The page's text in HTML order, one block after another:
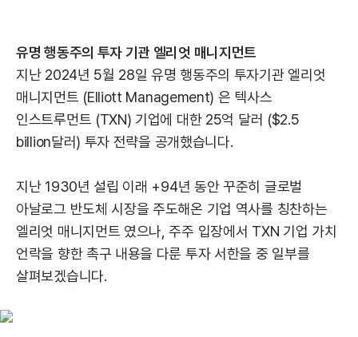
유명 행동주의 투자 기관 엘리엇 매니지먼트
지난 2024년 5월 28일 유명 행동주의 투자기관 엘리엇
매니지먼트 (Elliott Management) 은 텍사스
인스트루먼트 (TXN) 기업에 대한 25억 달러 ($2.5
billion달러) 투자 전략을 공개했습니다.
지난 1930년 설립 이래 +94년 동안 꾸준히 글로벌
아날로그 반도체 시장을 주도해온 기업 역사를 칭찬하는
엘리엇 매니지먼트 였으나, 주주 입장에서 TXN 기업 가치
언락을 향한 촉구 내용을 다룬 투자 서한을 중 일부를
살펴보겠습니다.